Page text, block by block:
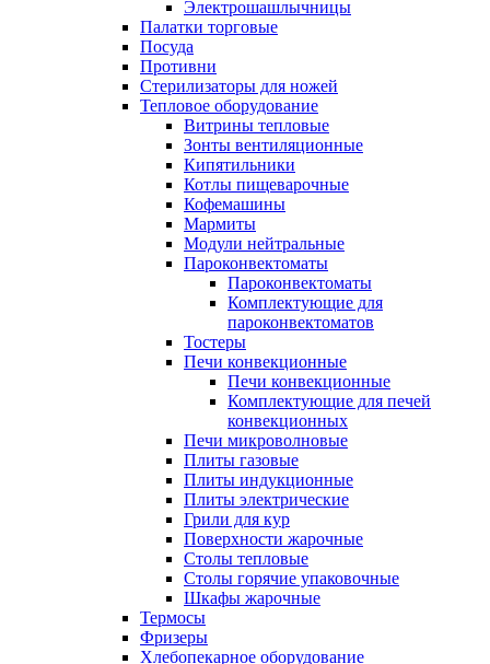
Электрошашлычницы
Палатки торговые
Посуда
Противни
Стерилизаторы для ножей
Тепловое оборудование
Витрины тепловые
Зонты вентиляционные
Кипятильники
Котлы пищеварочные
Кофемашины
Мармиты
Модули нейтральные
Пароконвектоматы
Пароконвектоматы
Комплектующие для
пароконвектоматов
Тостеры
Печи конвекционные
Печи конвекционные
Комплектующие для печей
конвекционных
Печи микроволновые
Плиты газовые
Плиты индукционные
Плиты электрические
Грили для кур
Поверхности жарочные
Столы тепловые
Столы горячие упаковочные
Шкафы жарочные
Термосы
Фризеры
Хлебопекарное оборудование